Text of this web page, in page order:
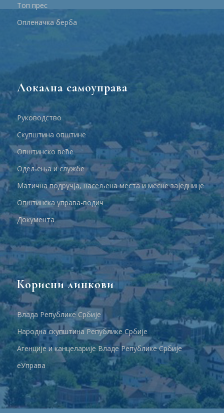
Топ прес
Опленачка берба
Локална самоуправа
Руководство
Скупштина општине
Општинско веће
Одељења и службе
Матична подручја, насељена места и месне заједнице
Општинска управа-водич
Документа
Корисни линкови
Влада Републике Србије
Народна скупштина Републике Србије
Агенције и канцеларије Владе Републике Србије
еУправа